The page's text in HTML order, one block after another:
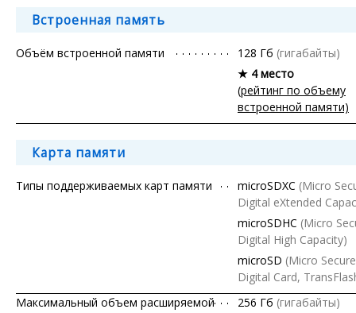
Встроенная память
Объём встроенной памяти 128 Гб (гигабайты)
★ 4 место
(рейтинг по объему
встроенной памяти)
Карта памяти
Типы поддерживаемых карт памяти microSDXC (Micro
Digital eXtended
microSDHC (Micro
Digital High Capacity)
microSD (Micro Secure
Digital Card,
Максимальный объем расширяемой
256 Гб (гигабайты)